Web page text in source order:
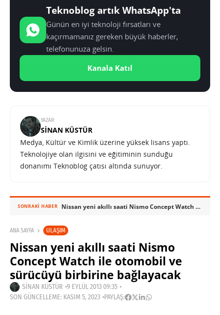
Teknoblog artık WhatsApp'ta
Günün en iyi teknoloji fırsatları ve
kaçırmamanız gereken büyük haberler,
telefonunuza gelsin.
Kanala Katıl
YAZAR:
SINAN KÜSTÜR
Medya, Kültür ve Kimlik üzerine yüksek lisans yaptı.
Teknolojiye olan ilgisini ve eğitiminin sunduğu
donanımı Teknoblog çatısı altında sunuyor.
SONRAKI HABER Nissan yeni akıllı saati Nismo Concept Watch ile otomobil ve sürücüyü birbirine bağlayacak
ANA SAYFA ULAŞIM
Nissan yeni akıllı saati Nismo
Concept Watch ile otomobil ve
sürücüyü birbirine bağlayacak
SINAN KÜSTÜR 9 EYLÜL 2013 09:35
SON GÜNCELLEME: KASIM 5, 2023 PAYLAŞ: